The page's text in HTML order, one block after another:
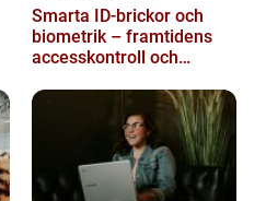
Smarta ID-brickor och
biometrik – framtidens
accesskontroll och